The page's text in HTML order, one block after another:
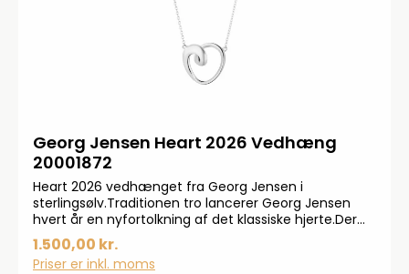
Georg Jensen Heart 2026 Vedhæng
20001872
Heart 2026 vedhænget fra Georg Jensen i
sterlingsølv.Traditionen tro lancerer Georg Jensen
hvert år en nyfortolkning af det klassiske hjerte.Der
medfølger en kæde til vedhænget.H: 16mm.B:
17mm.L: 450mm.
1.500,00 kr.
Priser er inkl. moms